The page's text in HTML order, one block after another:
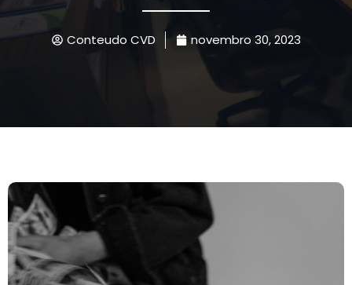
Conteudo CVD novembro 30, 2023